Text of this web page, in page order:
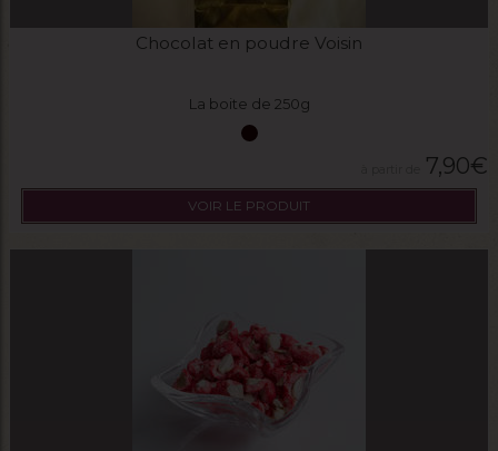
Chocolat en poudre Voisin
La boite de 250g
7,90€
VOIR LE PRODUIT